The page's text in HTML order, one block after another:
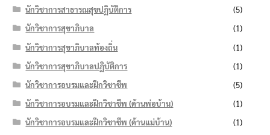
นักวิชาการสาธารณสุขปฏิบัติการ
(5)
นักวิชาการสุขาภิบาล
(1)
นักวิชาการสุขาภิบาลท้องถิ่น
(1)
นักวิชาการสุขาภิบาลปฏิบัติการ
(1)
นักวิชาการอบรมและฝึกวิชาชีพ
(5)
นักวิชาการอบรมและฝึกวิชาชีพ (ด้านพ่อบ้าน)
(1)
นักวิชาการอบรมและฝึกวิชาชีพ (ด้านแม่บ้าน)
(1)